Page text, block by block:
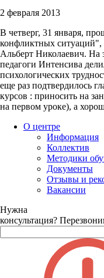
2 февраля 2013
В четверг, 31 января,
конфликтных
Альберт Николаевич. На
педагоги Интенсива
психологических
еще раз подтвердилось
курсов : приносить на
на первом уроке), а
О центре
Информация
Коллектив
Методики
Документы
Отзывы и
Вакансии
Нужна
консультация?